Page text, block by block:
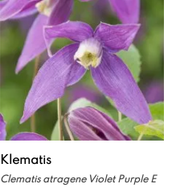
Klematis
Clematis atragene Violet Purple E